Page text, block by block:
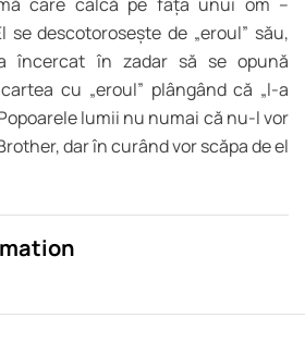
care calcă pe fața unui om –
se descotorosește de „eroul” său,
încercat în zadar să se opună
cu „eroul” plângând că „l-a
lumii nu numai că nu-l vor
dar în curând vor scăpa de el